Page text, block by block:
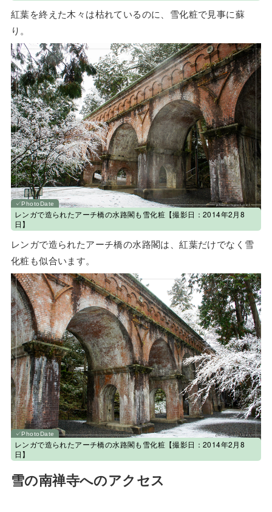
紅葉を終えた木々は枯れているのに、雪化粧で見事に蘇
り。
レンガで造られたアーチ橋の水路閣も雪化粧【撮影日：2014年2月8
日】
レンガで造られたアーチ橋の水路閣は、紅葉だけでなく雪
化粧も似合います。
レンガで造られたアーチ橋の水路閣も雪化粧【撮影日：2014年2月8
日】
雪の南禅寺へのアクセス